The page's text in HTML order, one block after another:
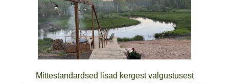
Mittestandardsed lisad kergest valgustusest